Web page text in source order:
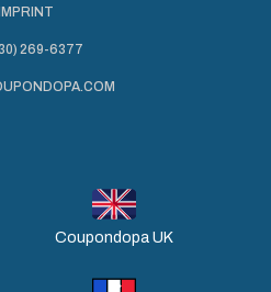
269-6377
Coupondopa UK